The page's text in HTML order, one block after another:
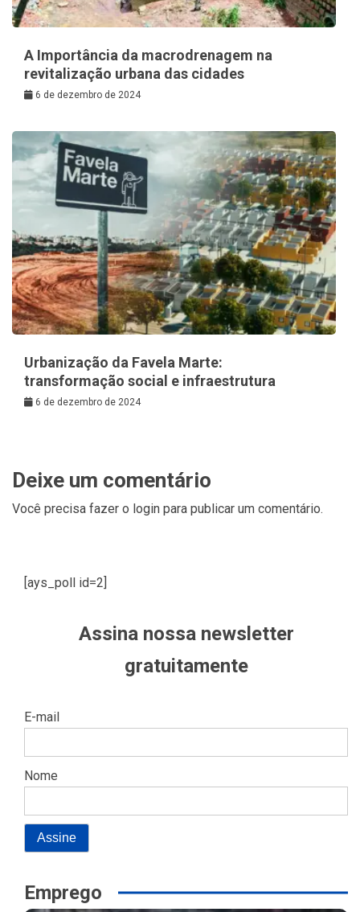
A Importância da macrodrenagem na
revitalização urbana das cidades
6 de dezembro de 2024
Urbanização da Favela Marte:
transformação social e infraestrutura
6 de dezembro de 2024
Deixe um comentário
Você precisa fazer o login para publicar um comentário.
[ays_poll id=2]
Assina nossa newsletter
gratuitamente
E-mail
Nome
Emprego